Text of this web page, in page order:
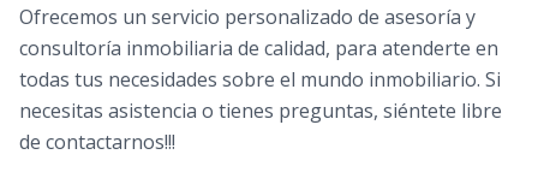
Ofrecemos un servicio personalizado de asesoría y
consultoría inmobiliaria de calidad, para atenderte en
todas tus necesidades sobre el mundo inmobiliario. Si
necesitas asistencia o tienes preguntas, siéntete libre
de contactarnos!!!